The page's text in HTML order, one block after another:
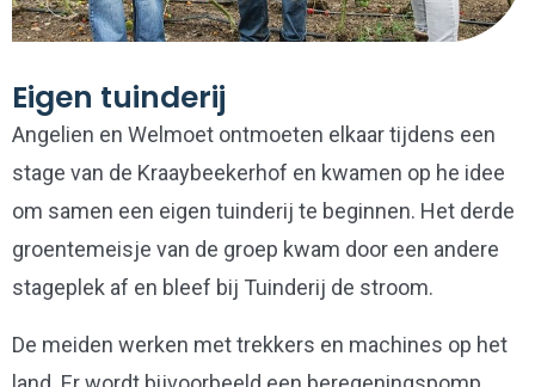
Eigen tuinderij
Angelien en Welmoet ontmoeten elkaar tijdens een
stage van de Kraaybeekerhof en kwamen op he idee
om samen een eigen tuinderij te beginnen. Het derde
groentemeisje van de groep kwam door een andere
stageplek af en bleef bij Tuinderij de stroom.
De meiden werken met trekkers en machines op het